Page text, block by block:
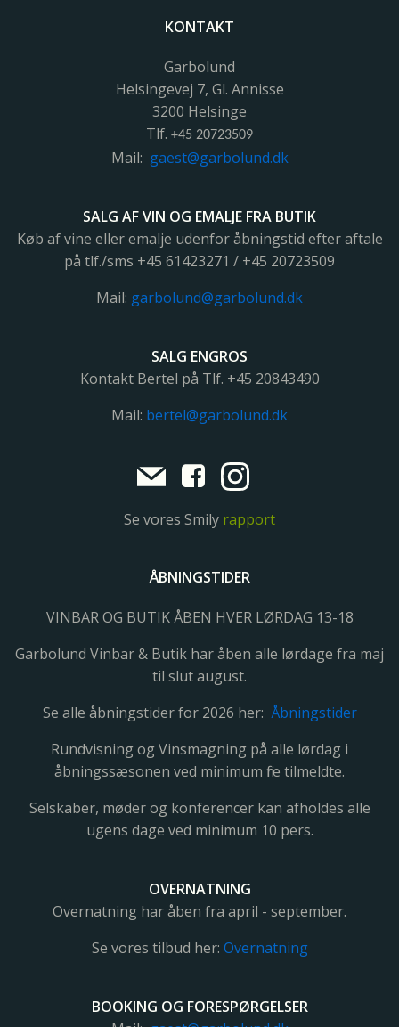
KONTAKT
Garbolund
Helsingevej 7, Gl. Annisse
3200 Helsinge
Tlf. +45 20723509
Mail: gaest@garbolund.dk
SALG AF VIN OG EMALJE FRA BUTIK
Køb af vine eller emalje udenfor åbningstid efter aftale
på tlf./sms +45 61423271 / +45 20723509
Mail: garbolund@garbolund.dk
SALG ENGROS
Kontakt Bertel på Tlf. +45 20843490
Mail: bertel@garbolund.dk
Se vores Smily rapport
ÅBNINGSTIDER
VINBAR OG BUTIK ÅBEN HVER LØRDAG 13-18
Garbolund Vinbar & Butik har åben alle lørdage fra maj
til slut august.
Se alle åbningstider for 2026 her: Åbningstider
Rundvisning og Vinsmagning på alle lørdag i
åbningssæsonen ved minimum fire tilmeldte.
Selskaber, møder og konferencer kan afholdes alle
ugens dage ved minimum 10 pers.
OVERNATNING
Overnatning har åben fra april - september.
Se vores tilbud her: Overnatning
BOOKING OG FORESPØRGELSER